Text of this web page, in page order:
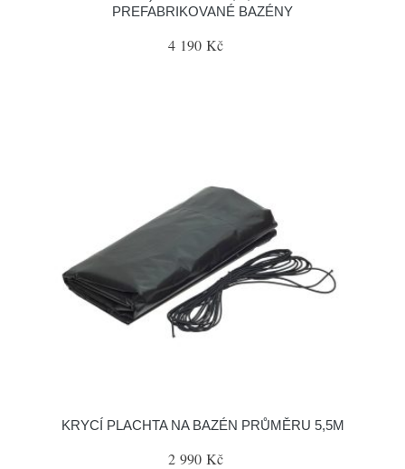
PREFABRIKOVANÉ BAZÉNY
4 190 Kč
KRYCÍ PLACHTA NA BAZÉN PRŮMĚRU 5,5M
2 990 Kč